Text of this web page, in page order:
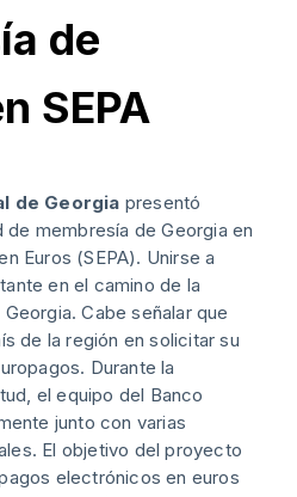
de
SEPA
de Georgia presentó
membresía de Georgia en
Euros (SEPA). Unirse a
en el camino de la
Cabe señalar que
de la región en solicitar su
Durante la
el equipo del Banco
junto con varias
El objetivo del proyecto
electrónicos en euros